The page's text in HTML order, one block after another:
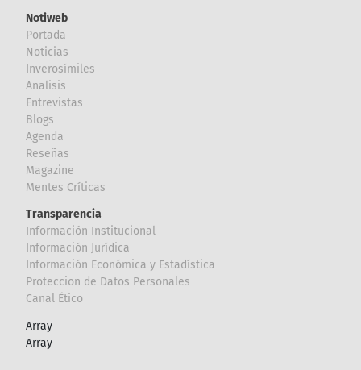
Notiweb
Portada
Noticias
Inverosímiles
Analisis
Entrevistas
Blogs
Agenda
Reseñas
Magazine
Mentes Críticas
Transparencia
Información Institucional
Información Jurídica
Información Económica y Estadística
Proteccion de Datos Personales
Canal Ético
Array
Array